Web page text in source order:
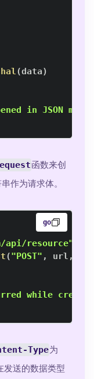
(data)
in JSON
函数来创
作为请求体。
go
api/resource"
("POST" , url ,
while
Type为
发送的数据类型